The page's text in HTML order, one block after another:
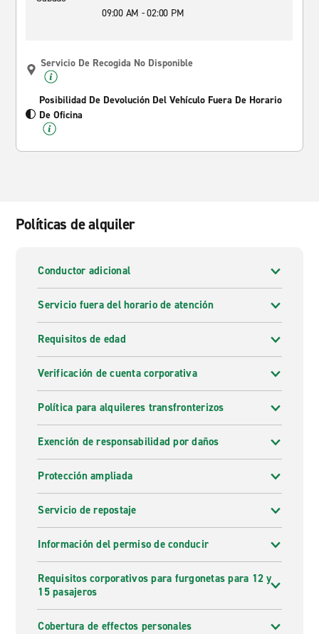
09:00 AM - 02:00 PM
Servicio De Recogida No Disponible
Posibilidad De Devolución Del Vehículo Fuera De Horario
De Oficina
Políticas de alquiler
Conductor adicional
Servicio fuera del horario de atención
Requisitos de edad
Verificación de cuenta corporativa
Política para alquileres transfronterizos
Exención de responsabilidad por daños
Protección ampliada
Servicio de repostaje
Información del permiso de conducir
Requisitos corporativos para furgonetas para 12 y
15 pasajeros
Cobertura de effectos personales